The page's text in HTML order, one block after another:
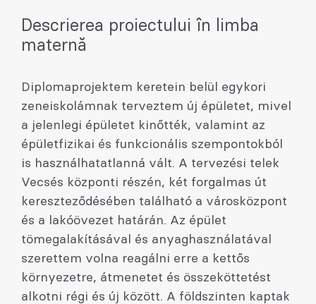
Descrierea proiectului în limba
maternă
Diplomaprojektem keretein belül egykori
zeneiskolámnak terveztem új épületet, mivel
a jelenlegi épületet kinőtték, valamint az
épületfizikai és funkcionális szempontokból
is használhatatlanná vált. A tervezési telek
Vecsés központi részén, két forgalmas út
kereszteződésében található a városközpont
és a lakóövezet határán. Az épület
tömegalakításával és anyaghasználatával
szerettem volna reagálni erre a kettős
környezetre, átmenetet és összeköttetést
alkotni régi és új között. A földszinten kaptak